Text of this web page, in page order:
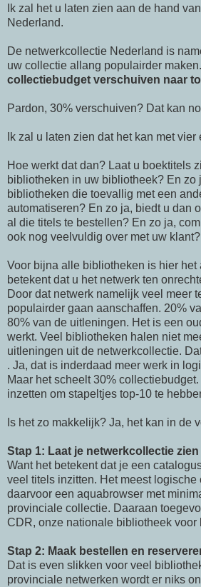
Ik zal het u laten zien aan de hand
Nederland.
De netwerkcollectie Nederland is
uw collectie allang populairder maken.
collectiebudget verschuiven naar
Pardon, 30% verschuiven? Dat kan
Ik zal u laten zien dat het kan met
Hoe werkt dat dan? Laat u boektitels
bibliotheken in uw bibliotheek? En zo
bibliotheken die toevallig met een
automatiseren? En zo ja, biedt u dan
al die titels te bestellen? En zo ja,
ook nog veelvuldig over met uw klant?
Voor bijna alle bibliotheken is hier het
betekent dat u het netwerk ten
Door dat netwerk namelijk veel meer
populairder gaan aanschaffen. 20%
80% van de uitleningen. Het is een
werkt. Veel bibliotheken halen niet
uitleningen uit de netwerkcollectie.
. Ja, dat is inderdaad meer werk in
Maar het scheelt 30%
inzetten om stapeltjes top-10 te
Is het zo makkelijk? Ja, het kan in de
Stap 1: Laat je netwerkcollectie zien
Want het betekent dat je een
veel titels inzitten. Het meest logische
daarvoor een aquabrowser met
provinciale collectie. Daaraan
CDR, onze nationale bibliotheek voor
Stap 2: Maak bestellen en
Dat is even slikken voor veel
provinciale netwerken wordt er niks